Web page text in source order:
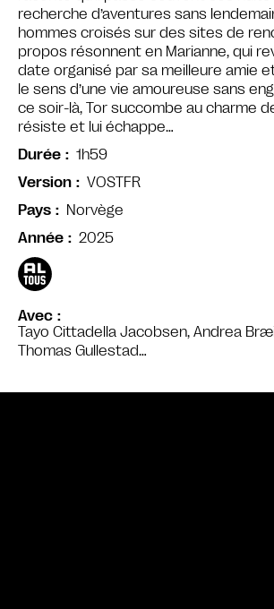
Avec
Tayo Cittadella Jacobsen, Andrea
Thomas Gullestad…
recherche d’aventures sans
hommes croisés sur des sites de
propos résonnent en Marianne, qui
date organisé par sa meilleure amie
le sens d’une vie amoureuse sans
ce soir-là, Tor succombe au charme
résiste et lui échappe…
Durée
1h59
Version
VOSTFR
Pays
Norvège
Année
2025